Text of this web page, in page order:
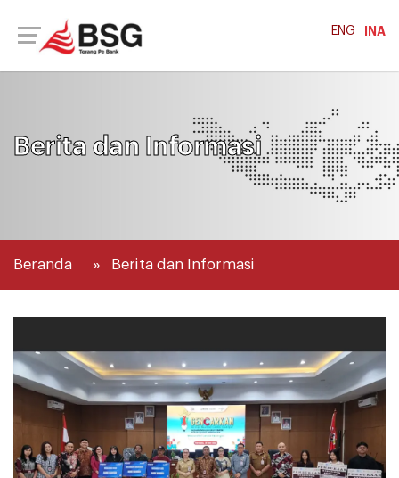
INA
ENG
Berita dan Informasi
Beranda Berita dan Informasi